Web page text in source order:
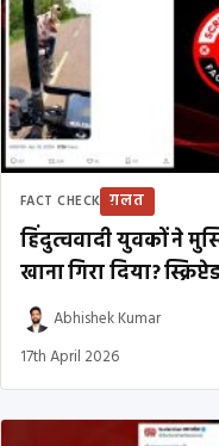
FACT CHECK ग़लत
हिंदुत्ववादी युवकों ने
खाना गिरा दिया?
Abhishek Kumar
17th April 2026